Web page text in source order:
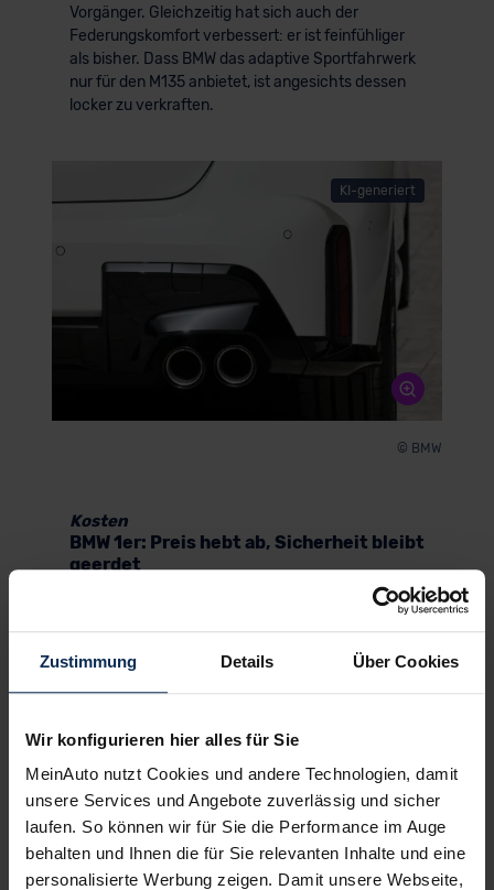
Zustimmung Details Über Cookies
Wir konfigurieren hier alles für Sie
MeinAuto nutzt Cookies und andere Technologien, damit
unsere Services und Angebote zuverlässig und sicher
laufen. So können wir für Sie die Performance im Auge
behalten und Ihnen die für Sie relevanten Inhalte und eine
personalisierte Werbung zeigen. Damit unsere Webseite,
Vorgänger. Gleichzeitig hat sich auch der
Federungskomfort verbessert: er ist feinfühliger
als bisher. Dass BMW das adaptive Sportfahrwerk
nur für den M135 anbietet, ist angesichts dessen
locker zu verkraften.
KI-generiert
© BMW
Kosten
BMW 1er: Preis hebt ab, Sicherheit bleibt
geerdet
Beim Anblick der neuen Preise ist das leichter
gesagt als getan. Der Preis des BMW 1er nähert
sich bedrohlich den 40.000 Euro: wohlgemerkt
jener des Basismodells. Mit dem stärkeren Diesel
überspringt er diese Mark bereits – mit dem M135
Sicherheitsausstattung bietet, ist das Mindeste.
Bei der Ausstattung des Basismodells sticht der
automatische Einparkassistent heraus. In der
Optionsliste fällt uns der erweiterte Parkassistent
positiv auf; mit ihm ist das Einparken per